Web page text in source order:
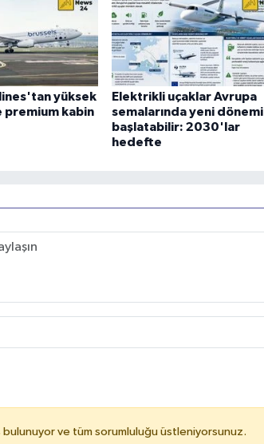
yüksek
premium kabin
Elektrikli uçaklar Avrupa
semalarında yeni dönemi
başlatabilir: 2030'lar
hedefte
bulunuyor ve tüm sorumluluğu üstleniyorsunuz.